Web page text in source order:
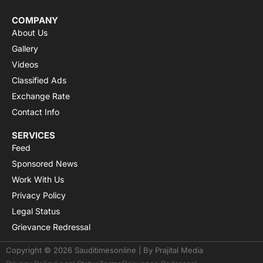
COMPANY
About Us
Gallery
Videos
Classified Ads
Exchange Rate
Contact Info
SERVICES
Feed
Sponsored News
Work With Us
Privacy Policy
Legal Status
Grievance Redressal
Copyright © 2026 Sauditimesonline | By Prajital Media